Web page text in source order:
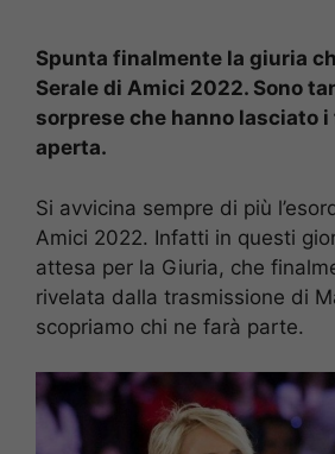
Spunta finalmente la giuria
Serale di Amici 2022. Sono
sorprese che hanno lasciato i
aperta.
Si avvicina sempre di più
Amici 2022. Infatti in questi
attesa per la Giuria, che
rivelata dalla trasmissione di
scopriamo chi ne farà parte.